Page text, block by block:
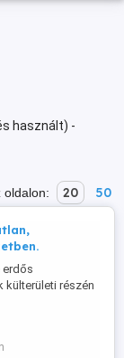
használt) -
oldalon: 20 50
erdős
külterületi részén
Idilli, nyugodt